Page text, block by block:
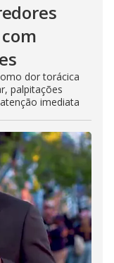
dor torácica
palpitações
imediata